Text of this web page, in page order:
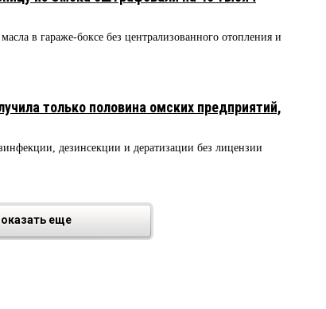
в гараже-боксе без централизованного отопления и
только половина омских предприятий,
дезинсекции и дератизации без лицензии
еще